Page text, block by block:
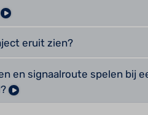
eruit zien?
en signaalroute spelen bij